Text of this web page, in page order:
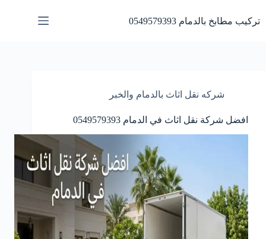
المحتوى
تركيب مطابخ بالدمام 0549579393
شركه نقل اثاث بالدمام والخبر
افضل شركة نقل اثاث في الدمام 0549579393